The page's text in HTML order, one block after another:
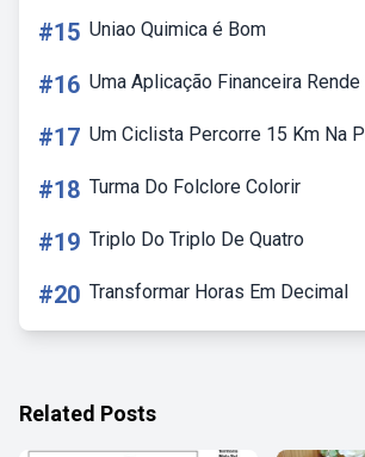
#15 Uniao Quimica é Bom
#16 Uma Aplicação Financeira
#17 Um Ciclista Percorre 15 Km Na
#18 Turma Do Folclore Colorir
#19 Triplo Do Triplo De Quatro
#20 Transformar Horas Em Decimal
Related Posts